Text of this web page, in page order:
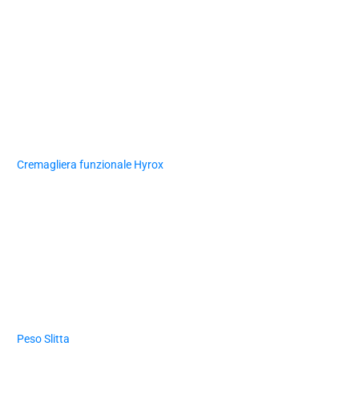
Cremagliera funzionale Hyrox
Peso Slitta